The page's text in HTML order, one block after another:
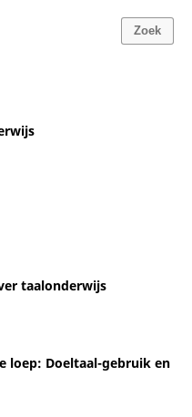
Zoek
taalonderwijs
loep: Doeltaal-gebruik en